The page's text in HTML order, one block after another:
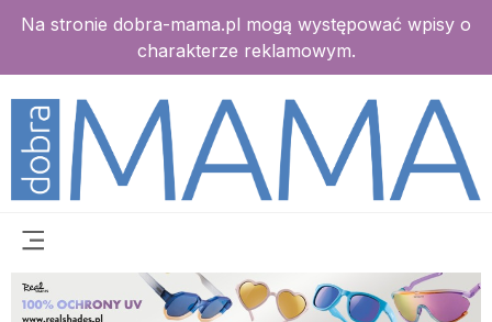
Na stronie dobra-mama.pl mogą występować wpisy o
charakterze reklamowym.